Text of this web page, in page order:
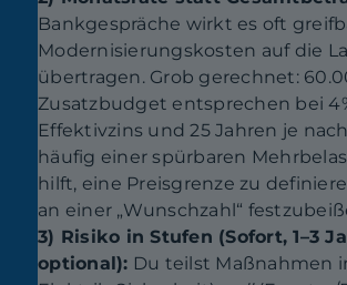
Bankgespräche wirkt es oft
Modernisierungskosten auf die
übertragen. Grob gerechnet:
Zusatzbudget entsprechen bei
Effektivzins und 25 Jahren je
häufig einer spürbaren
hilft, eine Preisgrenze zu
an einer „Wunschzahl“
3) Risiko in Stufen (Sofort, 1–3
optional): Du teilst Maßnahmen